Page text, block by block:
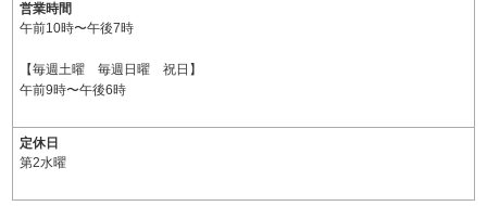
営業時間
午前10時〜午後7時
【毎週土曜 毎週日曜 祝日】
午前9時〜午後6時
定休日
第2水曜